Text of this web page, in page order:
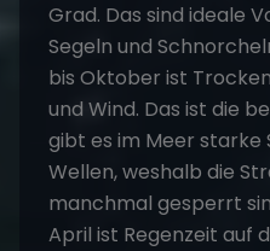
Grad. Das sind ideale
Segeln und
bis Oktober ist
und Wind. Das ist die
gibt es im Meer starke
Wellen, weshalb die
manchmal gesperrt
April ist Regenzeit auf